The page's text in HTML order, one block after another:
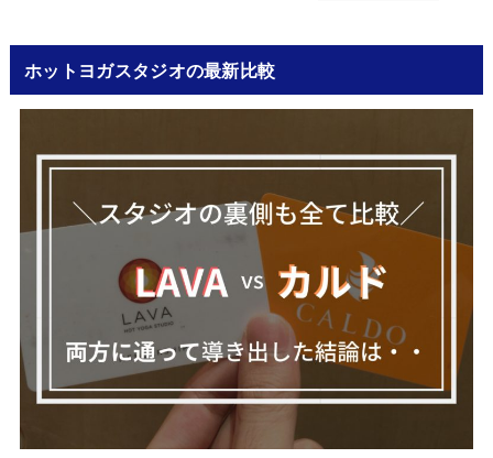
ホットヨガスタジオの最新比較